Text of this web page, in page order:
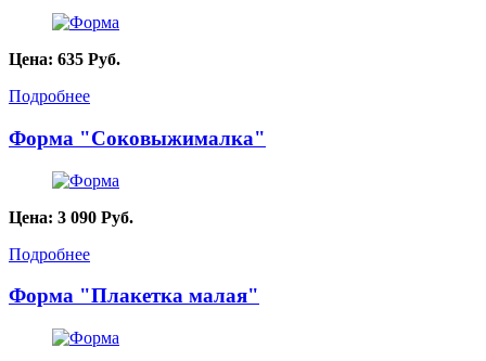
Цена: 635 Руб.
Подробнее
Форма "Соковыжималка"
Цена: 3 090 Руб.
Подробнее
Форма "Плакетка малая"